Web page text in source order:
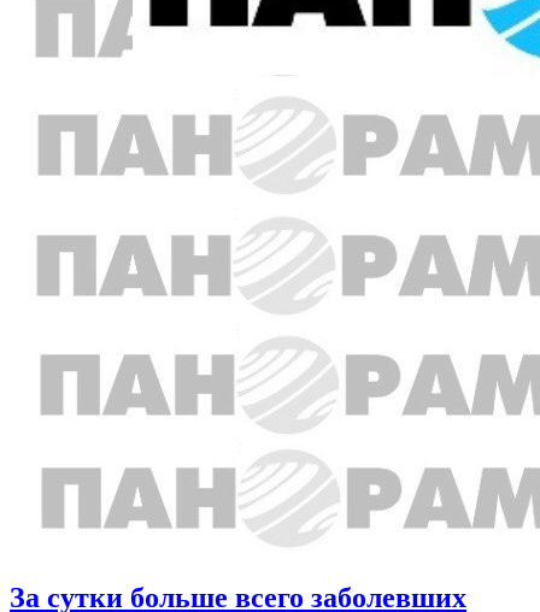
За сутки больше всего заболевших